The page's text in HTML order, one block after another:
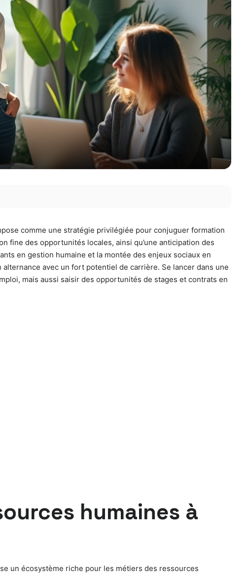
comme une stratégie privilégiée pour conjuguer formation
fine des opportunités locales, ainsi qu’une anticipation des
en gestion humaine et la montée des enjeux sociaux en
avec un fort potentiel de carrière. Se lancer dans une
mais aussi saisir des opportunités de stages et contrats en
humaines à
un écosystème riche pour les métiers des ressources